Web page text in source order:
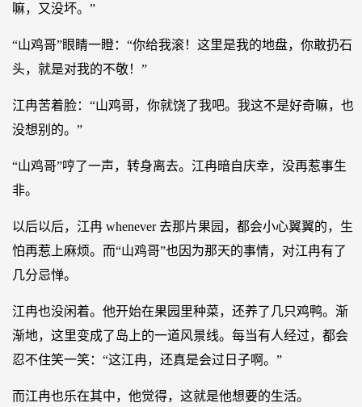
嘛，又没坏。”
“山鸡哥”眼睛一瞪：“你给我滚！这里是我的地盘，你敢扔石
头，就是对我的不敬！”
江冉苦着脸：“山鸡哥，你就饶了我吧。我这不是好奇嘛，也
没想别的。”
“山鸡哥”哼了一声，转身离去。江冉暗自庆幸，没再惹事生
非。
以后以后，江冉 whenever 去那片果园，都会小心翼翼的，生
怕再惹上麻烦。而“山鸡哥”也因为那天的事情，对江冉有了
几分忌惮。
江冉也没闲着。他开始在果园里种菜，还养了几只鸡鸭。渐
渐地，这里变成了岛上的一道风景线。每当有人经过，都会
忍不住笑一笑：“这江冉，还真是会过日子啊。”
而江冉也乐在其中，他觉得，这就是他想要的生活。